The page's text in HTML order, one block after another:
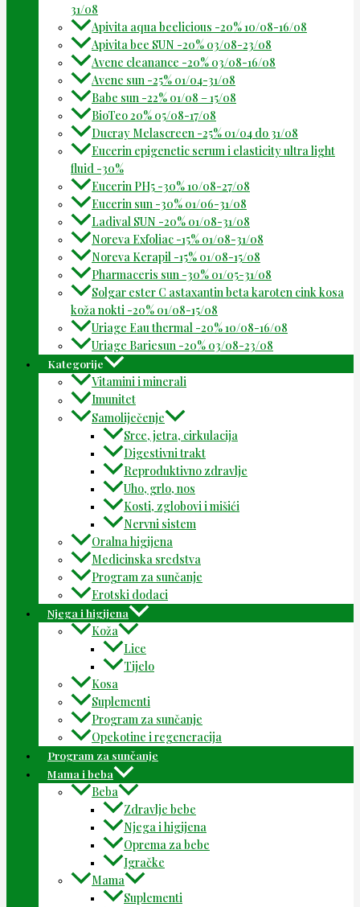
31/08
Apivita aqua beelicious -20% 10/08-16/08
Apivita bee SUN -20% 03/08-23/08
Avene cleanance -20% 03/08-16/08
Avene sun -25% 01/04-31/08
Babe sun -22% 01/08 – 15/08
BioTeo 20% 05/08-17/08
Ducray Melascreen -25% 01/04 do 31/08
Eucerin epigenetic serum i elasticity ultra light
fluid -30%
Eucerin PH5 -30% 10/08-27/08
Eucerin sun -30% 01/06-31/08
Ladival SUN -20% 01/08-31/08
Noreva Exfoliac -15% 01/08-31/08
Noreva Kerapil -15% 01/08-15/08
Pharmaceris sun -30% 01/05-31/08
Solgar ester C astaxantin beta karoten cink kosa
koža nokti -20% 01/08-15/08
Uriage Eau thermal -20% 10/08-16/08
Uriage Bariesun -20% 03/08-23/08
Kategorije
Vitamini i minerali
Imunitet
Samoliječenje
Srce, jetra, cirkulacija
Digestivni trakt
Reproduktivno zdravlje
Uho, grlo, nos
Kosti, zglobovi i mišići
Nervni sistem
Oralna higijena
Medicinska sredstva
Program za sunčanje
Erotski dodaci
Njega i higijena
Koža
Lice
Tijelo
Kosa
Suplementi
Program za sunčanje
Opekotine i regeneracija
Program za sunčanje
Mama i beba
Beba
Zdravlje bebe
Njega i higijena
Oprema za bebe
Igračke
Mama
Suplementi